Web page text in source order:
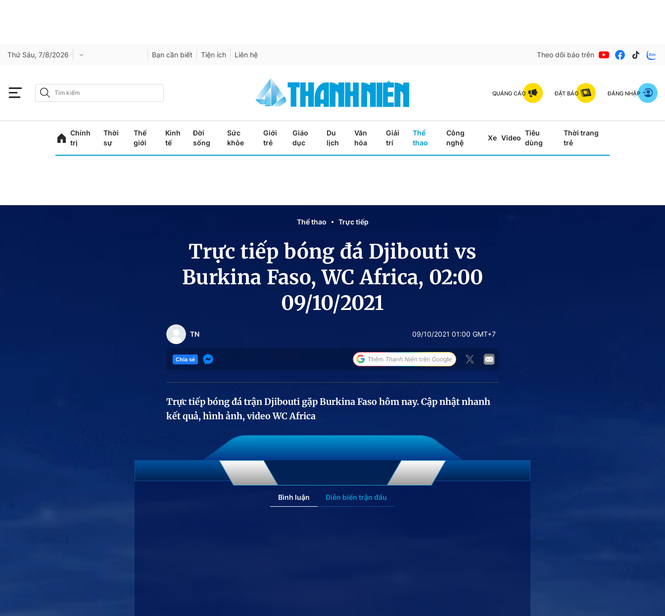
Thứ Sáu, 7/8/2026 Bạn cần biết Tiện ích Liên hệ Theo dõi báo trên
QUẢNG CÁO ĐẶT BÁO ĐĂNG NHẬP
Chính
trị
Thời
sự
Thế
giới
Kinh
tế
Đời
sống
Sức
khỏe
Giới
trẻ
Giáo
dục
Du
lịch
Văn
hóa
Giải
trí
Thể
thao
Công
nghệ
Xe Video
Tiêu
dùng
Thời trang
trẻ
Thể thao Trực tiếp
Trực tiếp bóng đá Djibouti vs
Burkina Faso, WC Africa, 02:00
09/10/2021
TN 09/10/2021 01:00 GMT+7
Chia sẻ
Trực tiếp bóng đá trận Djibouti gặp Burkina Faso hôm nay. Cập nhật nhanh
kết quả, hình ảnh, video WC Africa
Bình luận Diễn biến trận đấu